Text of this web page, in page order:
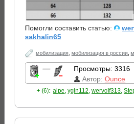
Помогли составить статью:
sakhalin65
мобилизация ,мобилизация в россии ,
— Просмотры: 3316
Автор:Ounce
+ (6): alpe ,ygin112 ,wervolf313 ,